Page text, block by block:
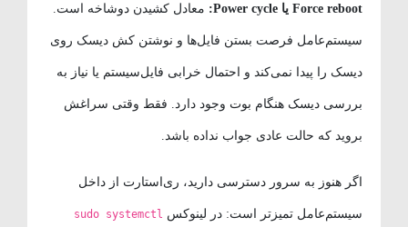
Force reboot یا Power cycle: معادل کشیدن دوشاخه است.
سیستم‌عامل فرصت بستن فایل‌ها و نوشتن کش دیسک روی
دیسک را پیدا نمی‌کند و احتمال خرابی فایل‌سیستم یا نیاز به
بررسی دیسک هنگام بوت وجود دارد. فقط وقتی سراغش
بروید که حالت عادی جواب نداده باشد.
اگر هنوز به سرور دسترسی دارید، ری‌استارت از داخل
سیستم‌عامل تمیزتر است: در لینوکسsudo systemctl